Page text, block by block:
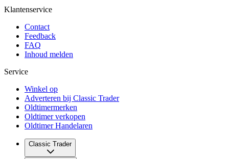
Klantenservice
Contact
Feedback
FAQ
Inhoud melden
Service
Winkel op
Adverteren bij Classic Trader
Oldtimermerken
Oldtimer verkopen
Oldtimer Handelaren
Classic Trader